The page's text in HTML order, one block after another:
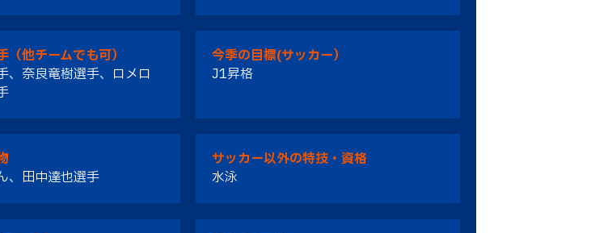
（他チームでも可）
、奈良竜樹選手、ロメロ
今季の目標(サッカー）
J1昇格
、田中達也選手
サッカー以外の特技・資格
水泳